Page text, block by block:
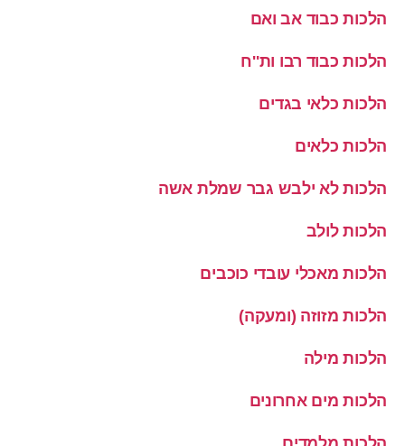
הלכות כבוד אב ואם
הלכות כבוד רבו ות''ח
הלכות כלאי בגדים
הלכות כלאים
הלכות לא ילבש גבר שמלת אשה
הלכות לולב
הלכות מאכלי עובדי כוכבים
הלכות מזוזה (ומעקה)
הלכות מילה
הלכות מים אחרונים